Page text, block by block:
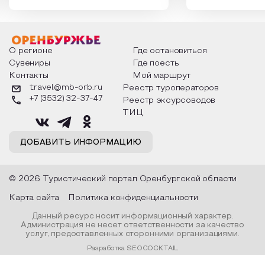
о том, как встречают новый год в
разных уголках страны, какие
обряды совершают на удачу и
благополучие, в чем схожи и
различаются традиции. Кто такой
Дед Мороз и откуда он пришел, как
его называют в разных уголках
страны и как появились елочные
Твардовского и
каждой строчке
восхищение
яркому времени
О регионе
Где остановиться
Сувениры
Где поесть
Контакты
Мой маршрут
ДОБАВИТЬ ИНФОРМАЦИЮ
travel@mb-orb.ru
+7 (3532) 32-37-47
Реестр туроператоров
Реестр эксурсоводов
ТИЦ
© 2026 Туристический портал Оренбургской области
Карта сайта Политика конфиденциальности
Данный ресурс носит информационный характер.
Администрация не несет ответственности за качество
услуг, предоставленных сторонними организациями.
Разработка SEOCOCKTAIL